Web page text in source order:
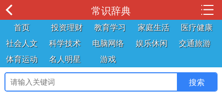
常识辞典
首页 投资理财 教育学习 家庭生活
医疗健康
社会人文
科学技术 电脑网络 娱乐休闲
交通旅游
体育运动
名人明星 游戏